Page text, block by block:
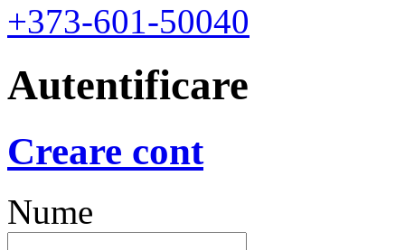
+373-601-50040
Autentificare
Creare cont
Nume